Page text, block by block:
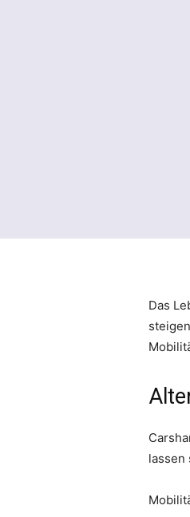
Das
lassen